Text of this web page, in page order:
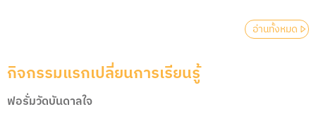
อ่านทั้งหมด
กิจกรรมแรกเปลี่ยนการเรียนรู้
ฟอรั่มวัดบันดาลใจ